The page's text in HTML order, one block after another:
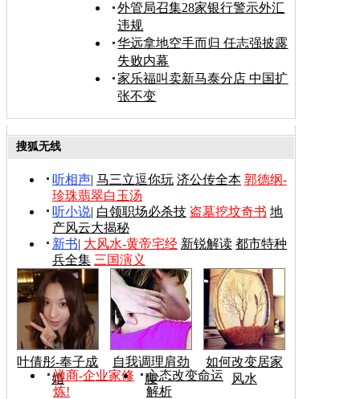
外管局召集28家银行警示外汇
违规
华远拿地空手而归 任志强披露
失败内幕
家乐福叫卖新马泰分店 中国扩
张不变
搜狐无线
听相声| 马三立逗你玩 济公传全本 郭德纲-
珍珠翡翠白玉汤
听小说| 白领职场必杀技 盗墓挖坟奇书 地
产风云大揭秘
新书| 大风水-黄帝宅经 新锐解读 都市特种
兵全集 三国演义
叶倩彤-奉子成
婚
自我调理肩劲
腰
如何改变居家
风水
禅商-企业家修
炼!
心态改变命运
解析